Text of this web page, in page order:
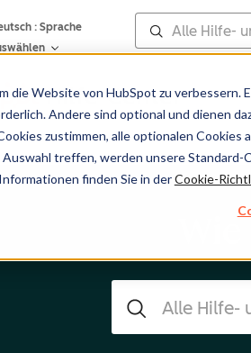
die Website von HubSpot zu
Andere sind optional und dienen
zustimmen, alle optionalen
treffen, werden unsere
finden Sie in derCookie-
: Sprache
Hilfe-Center